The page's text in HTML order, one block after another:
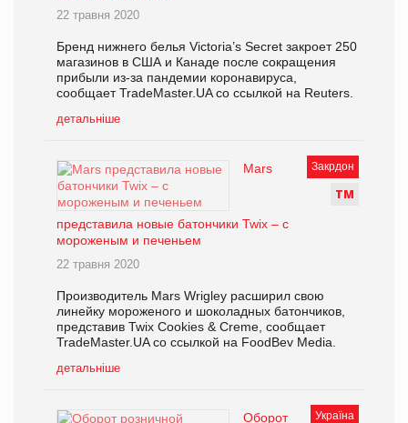
22 травня 2020
Бренд нижнего белья Victoria’s Secret закроет 250
магазинов в США и Канаде после сокращения
прибыли из-за пандемии коронавируса,
сообщает TradeMaster.UA со ссылкой на Reuters.
детальніше
Закрдон
ТМ
Mars
представила новые батончики Twix – с
мороженым и печеньем
22 травня 2020
Производитель Mars Wrigley расширил свою
линейку мороженого и шоколадных батончиков,
представив Twix Cookies & Creme, сообщает
TradeMaster.UA со ссылкой на FoodBev Media.
детальніше
Україна
Оборот